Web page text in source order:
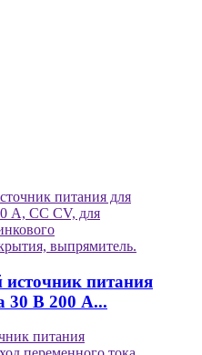
питания
30 В 200 А...